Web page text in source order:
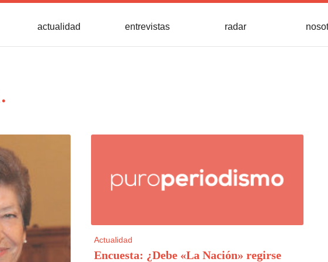
actualidad entrevistas radar
.
Actualidad
Encuesta: ¿Debe «La Nación» regirse